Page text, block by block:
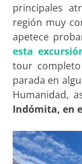
principales
región muy
apetece
esta
tour
parada en
Humanidad,
Indómita, en